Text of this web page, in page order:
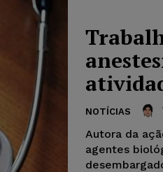
NOTÍCIAS
Autora da
agentes